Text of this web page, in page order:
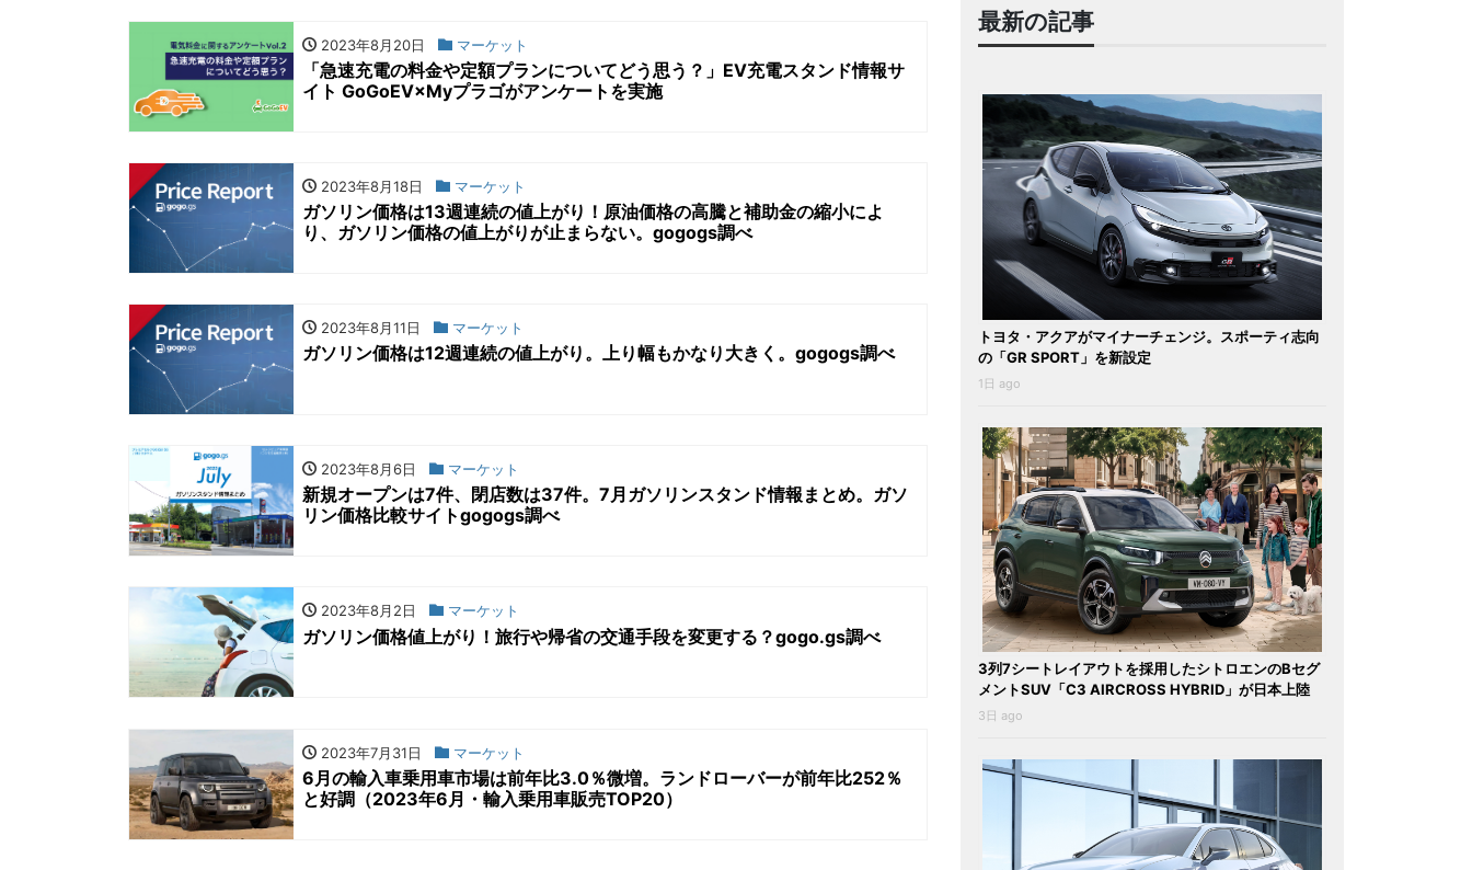
2023年8月20日 マーケット
「急速充電の料金や定額プランについてどう思う？」EV充電スタンド情報サ
イト GoGoEV×Myプラゴがアンケートを実施
2023年8月18日 マーケット
ガソリン価格は13週連続の値上がり！原油価格の高騰と補助金の縮小によ
り、ガソリン価格の値上がりが止まらない。gogogs調べ
2023年8月11日 マーケット
ガソリン価格は12週連続の値上がり。上り幅もかなり大きく。gogogs調べ
2023年8月6日 マーケット
新規オープンは7件、閉店数は37件。7月ガソリンスタンド情報まとめ。ガソ
リン価格比較サイトgogogs調べ
2023年8月2日 マーケット
ガソリン価格値上がり！旅行や帰省の交通手段を変更する？gogo.gs調べ
2023年7月31日 マーケット
6月の輸入車乗用車市場は前年比3.0％微増。ランドローバーが前年比252％
と好調（2023年6月・輸入乗用車販売TOP20）
最新の記事
トヨタ・アクアがマイナーチェンジ。スポーティ志向
の「GR SPORT」を新設定
1日 ago
3列7シートレイアウトを採用したシトロエンのBセグ
メントSUV「C3 AIRCROSS HYBRID」が日本上陸
3日 ago